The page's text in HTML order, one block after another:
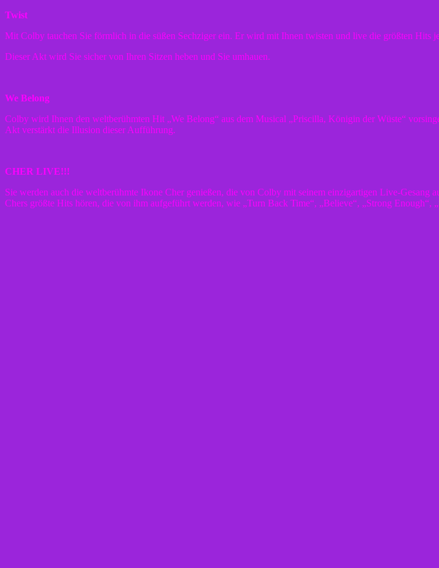
Twist
Mit Colby tauchen Sie förmlich in die süßen Sechziger ein. Er wird mit Ihnen twisten und live die größten Hits
Dieser Akt wird Sie sicher von Ihren Sitzen heben und Sie umhauen.
We Belong
Colby wird Ihnen den weltberühmten Hit „We Belong“ aus dem Musical „Priscilla, Königin der Wüste“
Akt verstärkt die Illusion dieser Aufführung.
CHER LIVE!!!
Sie werden auch die weltberühmte Ikone Cher genießen, die von Colby mit seinem einzigartigen Live-
Chers größte Hits hören, die von ihm aufgeführt werden, wie „Turn Back Time“, „Believe“, „Strong Enough“,